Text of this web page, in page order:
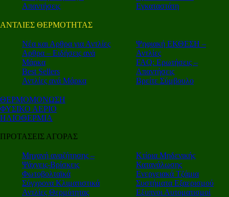
Απαντήσεις
Εγκαταστάτη
ΑΝΤΛΙΕΣ ΘΕΡΜΟΤΗΤΑΣ
Nέα και Αρθρα για Αντλίες
Αρθρα – Ειδήσεις ανά
Μάρκα
Best Sellers
Αντλίες ανά Μάρκα
Ψηφιακή ΕΚΘΕΣΗ –
Αντλίες
FAQ: Ερωτήσεις –
Απαντήσεις
Βρείτε Σύμβουλο
ΘΕΡΜΟΜΟΝΩΣΗ
ΦΥΣΙΚΟ ΑΕΡΙΟ
ΗΛΙΟΘΕΡΜΙΑ
ΠΡΟΤΑΣΕΙΣ ΑΓΟΡΑΣ
Μηχανή αναζήτησης –
Ψάχνεις-Βρίσκεις
Φωτοβολταϊκά
Σύγχρονα Κλιματιστικά
Αντλίες Θερμότητας
Κτίρια Μηδενικής
Κατανάλωσης
Ενεργειακά Τζάμια
Συστήματα Εξαερισμού
Εξυπνοι Αυτοματισμοί